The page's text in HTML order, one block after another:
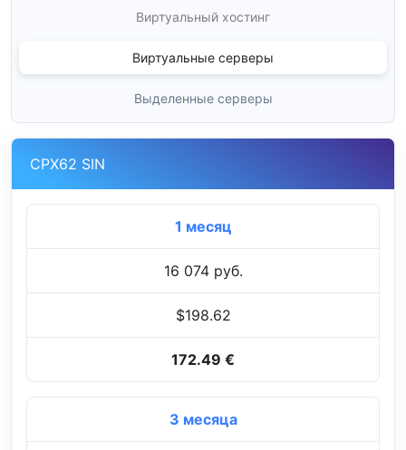
Виртуальный хостинг
Виртуальные серверы
Выделенные серверы
CPX62 SIN
1 месяц
16 074 руб.
$198.62
172.49 €
3 месяца